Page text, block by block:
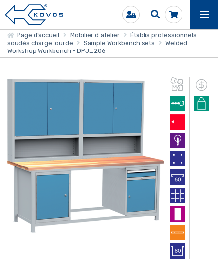
Page d’accueil Mobilier d´atelier
Établis professionnels
soudés charge lourde
Sample Workbench sets
Welded
Workshop Workbench - DPJ_206